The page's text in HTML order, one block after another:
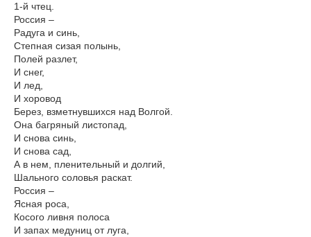
1-й чтец.
Россия –
Радуга и синь,
Степная сизая полынь,
Полей разлет,
И снег,
И лед,
И хоровод
Берез, взметнувшихся над Волгой.
Она багряный листопад,
И снова синь,
И снова сад,
А в нем, пленительный и долгий,
Шального соловья раскат.
Россия –
Ясная роса,
Косого ливня полоса
И запах медуниц от луга,